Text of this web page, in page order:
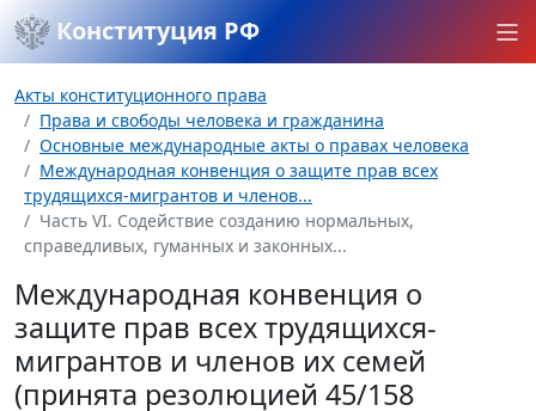
Конституция РФ
Акты конституционного права
Права и свободы человека и гражданина
Основные международные акты о правах человека
Международная конвенция о защите прав всех
трудящихся-мигрантов и членов...
Часть VI. Содействие созданию нормальных,
справедливых, гуманных и законных...
Международная конвенция о
защите прав всех трудящихся-
мигрантов и членов их семей
(принята резолюцией 45/158